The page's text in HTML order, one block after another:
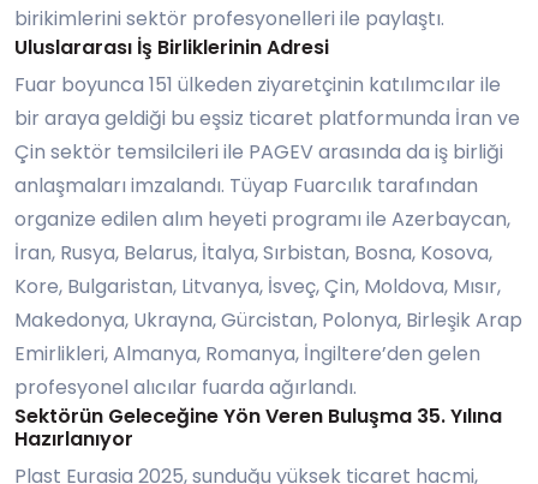
birikimlerini sektör profesyonelleri ile paylaştı.
Uluslararası İş Birliklerinin Adresi
Fuar boyunca 151 ülkeden ziyaretçinin katılımcılar ile
bir araya geldiği bu eşsiz ticaret platformunda İran ve
Çin sektör temsilcileri ile PAGEV arasında da iş birliği
anlaşmaları imzalandı. Tüyap Fuarcılık tarafından
organize edilen alım heyeti programı ile Azerbaycan,
İran, Rusya, Belarus, İtalya, Sırbistan, Bosna, Kosova,
Kore, Bulgaristan, Litvanya, İsveç, Çin, Moldova, Mısır,
Makedonya, Ukrayna, Gürcistan, Polonya, Birleşik Arap
Emirlikleri, Almanya, Romanya, İngiltere’den gelen
profesyonel alıcılar fuarda ağırlandı.
Sektörün Geleceğine Yön Veren Buluşma 35. Yılına
Hazırlanıyor
Plast Eurasia 2025, sunduğu yüksek ticaret hacmi,